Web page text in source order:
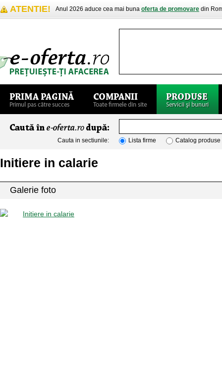
ATENTIE! Anul 2026 aduce cea mai buna oferta de promovare din
Cauta in sectiunile: Lista firme Catalog produse
Initiere in calarie
Galerie foto